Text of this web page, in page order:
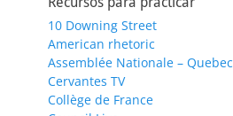
10 Downing Street
American rhetoric
Assemblée Nationale – Quebec
Cervantes TV
Collège de France